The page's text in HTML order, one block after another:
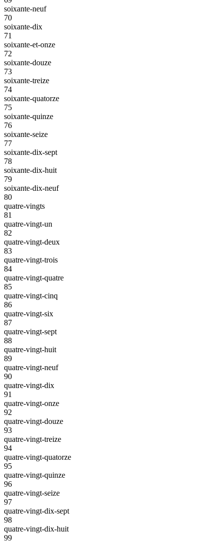
soixante-neuf
70
soixante-dix
71
soixante-et-onze
72
soixante-douze
73
soixante-treize
74
soixante-quatorze
75
soixante-quinze
76
soixante-seize
77
soixante-dix-sept
78
soixante-dix-huit
79
soixante-dix-neuf
80
quatre-vingts
81
quatre-vingt-un
82
quatre-vingt-deux
83
quatre-vingt-trois
84
quatre-vingt-quatre
85
quatre-vingt-cinq
86
quatre-vingt-six
87
quatre-vingt-sept
88
quatre-vingt-huit
89
quatre-vingt-neuf
90
quatre-vingt-dix
91
quatre-vingt-onze
92
quatre-vingt-douze
93
quatre-vingt-treize
94
quatre-vingt-quatorze
95
quatre-vingt-quinze
96
quatre-vingt-seize
97
quatre-vingt-dix-sept
98
quatre-vingt-dix-huit
99